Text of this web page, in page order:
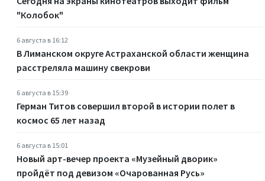
"Колобок"
6 августа в 16:12
В Лиманском округе Астраханской области женщина
расстреляла машину свекрови
6 августа в 15:39
Герман Титов совершил второй в истории полет в
космос 65 лет назад
6 августа в 15:01
Новый арт-вечер проекта «Музейный дворик»
пройдёт под девизом «Очарованная Русь»